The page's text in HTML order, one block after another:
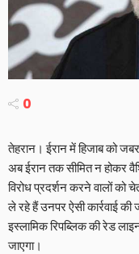
0
तेहरान। ईरान में हिजाब को
अब ईरान तक सीमित न होकर
विरोध प्रदर्शन करने वालों को
ले रहे हैं उनपर ऐसी कार्रवाई की
इस्लामिक रिपब्लिक की रेड
जाएगा।